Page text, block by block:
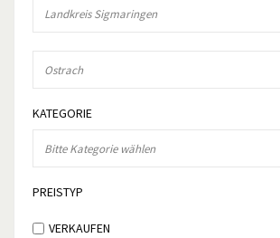
KATEGORIE
PREISTYP
VERKAUFEN